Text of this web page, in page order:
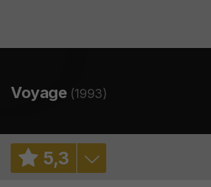
Voyage (1993)
5,3